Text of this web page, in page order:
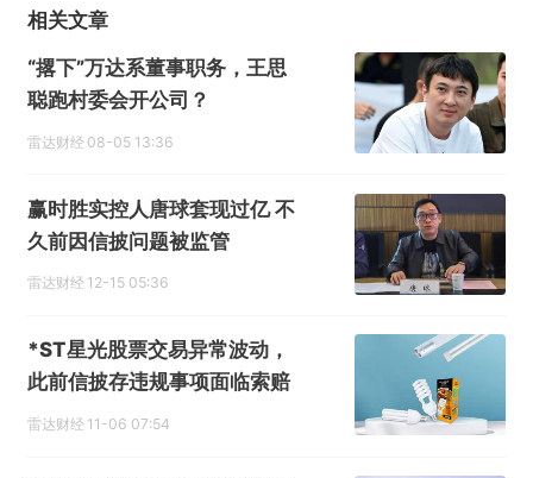
相关文章
“撂下”万达系董事职务，王思
聪跑村委会开公司？
雷达财经 08-05 13:36
赢时胜实控人唐球套现过亿 不
久前因信披问题被监管
雷达财经 12-15 05:36
*ST星光股票交易异常波动，
此前信披存违规事项面临索赔
雷达财经 11-06 07:54